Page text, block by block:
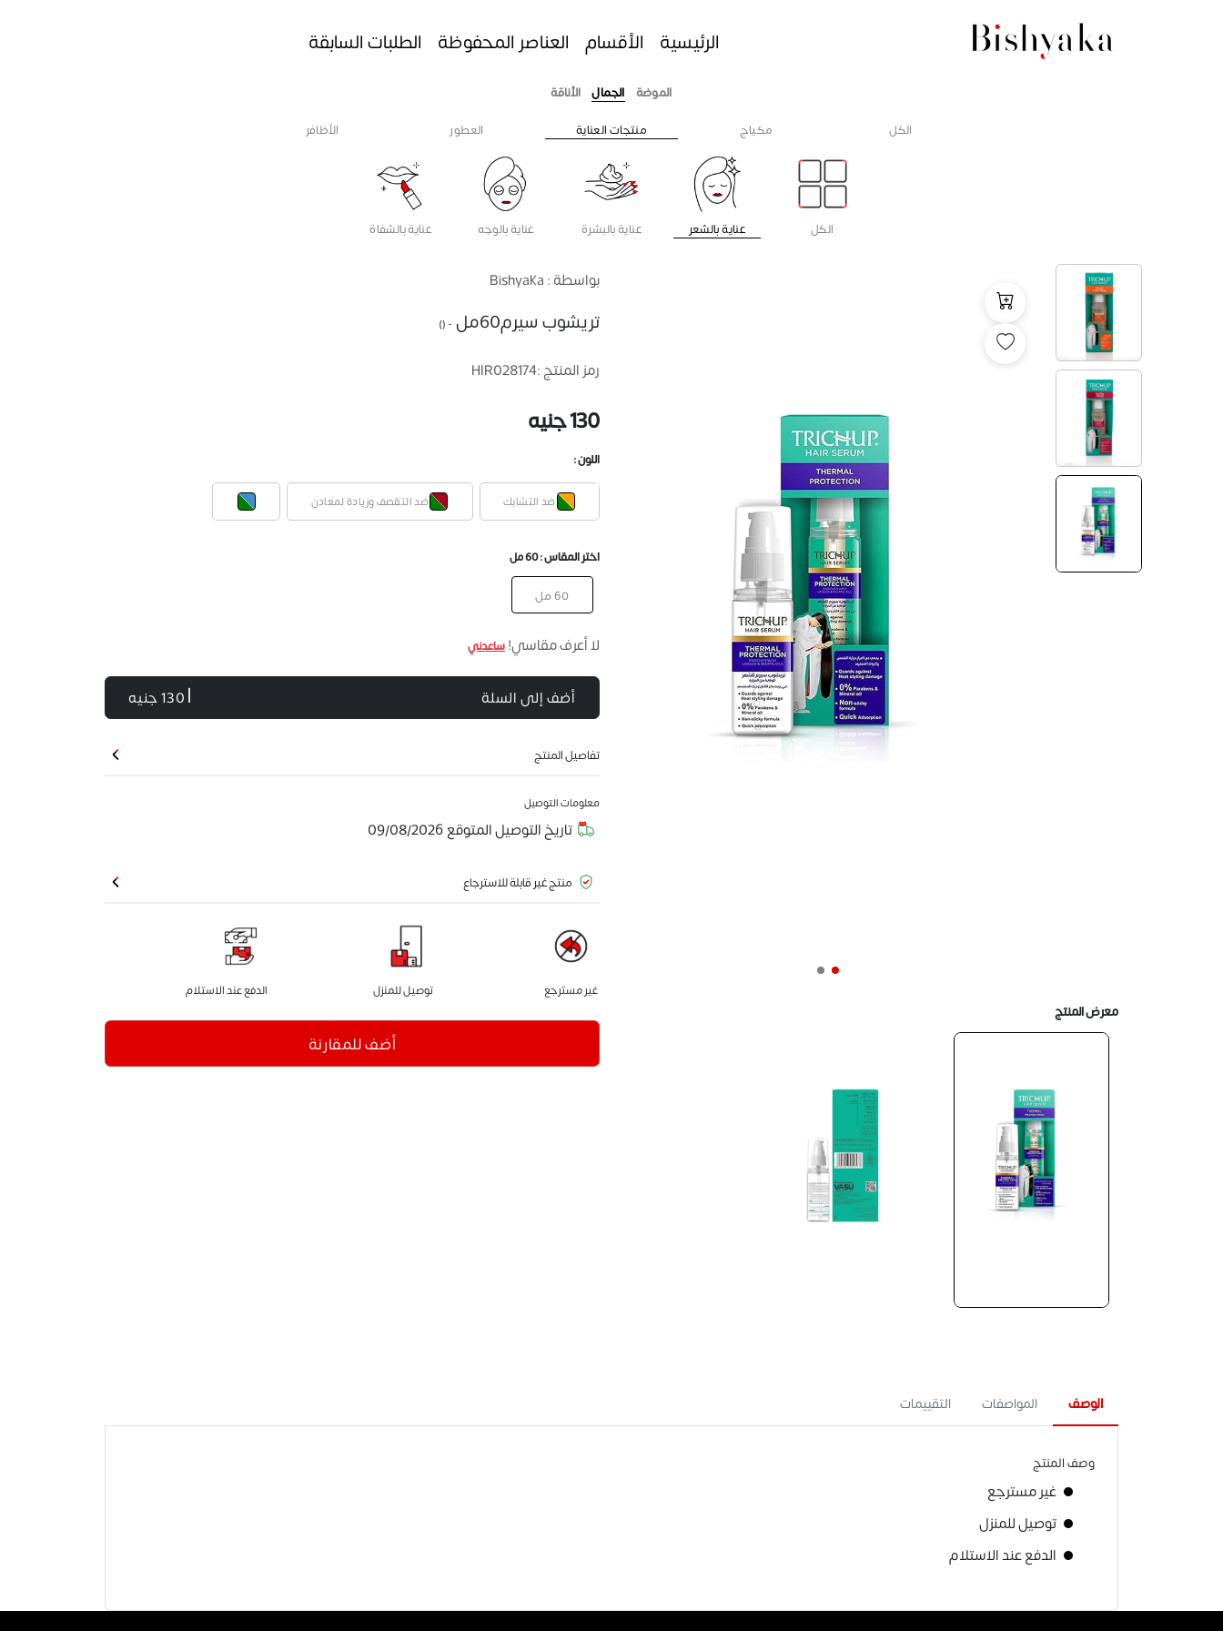
الرئيسية الأقسام العناصر المحفوظة الطلبات السابقة
الموضة الجمال الأناقة
الكل
مكياج منتجات العناية العطور الأظافر
الكل عناية بالشعر عناية بالبشرة عناية بالوجه عناية بالشفاة
معرض المنتج
بواسطة : Bishyaka
تريشوب سيرم60مل - ()
رمز المنتج :HIR028174
130 جنيه
اللون :
ضد التشابك ضد التقصف وزيادة لمعادن
اختر المقاس :60 مل
60 مل
لا أعرف مقاسي!ساعدني
أضف إلى السلة | 130 جنيه
تفاصيل المنتج
معلومات التوصيل
تاريخ التوصيل المتوقع09/08/2026
منتج غير قابلة للاسترجاع
غير مسترجع توصيل للمنزل الدفع عند الاستلام
أضف للمقارنة
الوصف المواصفات التقييمات
وصف المنتج
غير مسترجع
توصيل للمنزل
الدفع عند الاستلام